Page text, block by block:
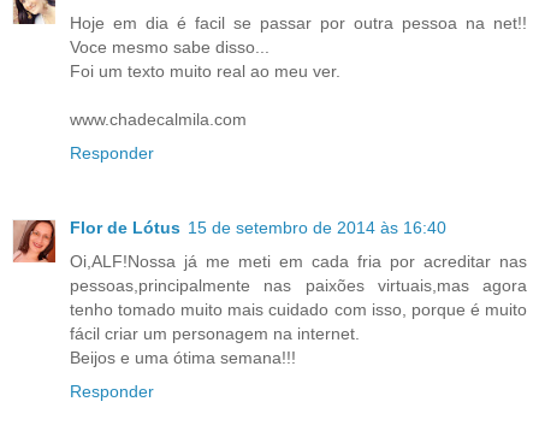
Hoje em dia é facil se passar por outra pessoa na net!!
Voce mesmo sabe disso...
Foi um texto muito real ao meu ver.
www.chadecalmila.com
Responder
Flor de Lótus 15 de setembro de 2014 às 16:40
Oi,ALF!Nossa já me meti em cada fria por acreditar nas
pessoas,principalmente nas paixões virtuais,mas agora
tenho tomado muito mais cuidado com isso, porque é muito
fácil criar um personagem na internet.
Beijos e uma ótima semana!!!
Responder